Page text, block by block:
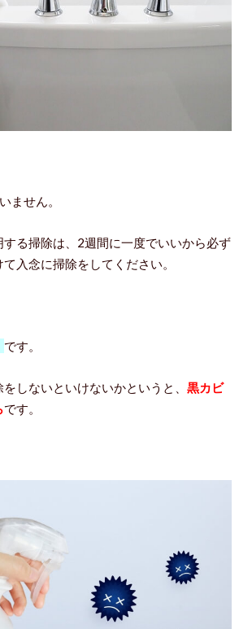
ません。
する掃除は、2週間に一度でいいから必ず
入念に掃除をしてください。
です。
しないといけないかというと、 黒カビ
です。